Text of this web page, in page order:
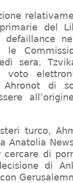
del
sera.
voto
Ahronot di
turco,
Anatolia
di
di